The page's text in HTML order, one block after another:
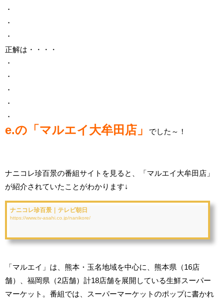
・
・
・
正解は・・・・
・
・
・
・
・
e.の「マルエイ大牟田店」 でした～！
ナニコレ珍百景の番組サイトを見ると、「マルエイ大牟田店」
が紹介されていたことがわかります↓
ナニコレ珍百景｜テレビ朝日
https://www.tv-asahi.co.jp/nanikore/
「マルエイ」は、熊本・玉名地域を中心に、熊本県（16店
舗）、福岡県（2店舗）計18店舗を展開している生鮮スーパー
マーケット。番組では、スーパーマーケットのポップに書かれ